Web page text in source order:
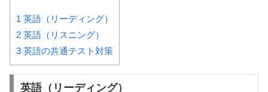
1 英語（リーディング）
2 英語（リスニング）
3 英語の共通テスト対策
英語（リーディング）